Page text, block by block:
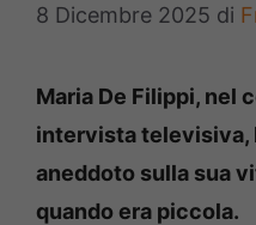
8 Dicembre 2025 di
Maria De Filippi, nel
intervista televisiva,
aneddoto sulla sua
quando era piccola.